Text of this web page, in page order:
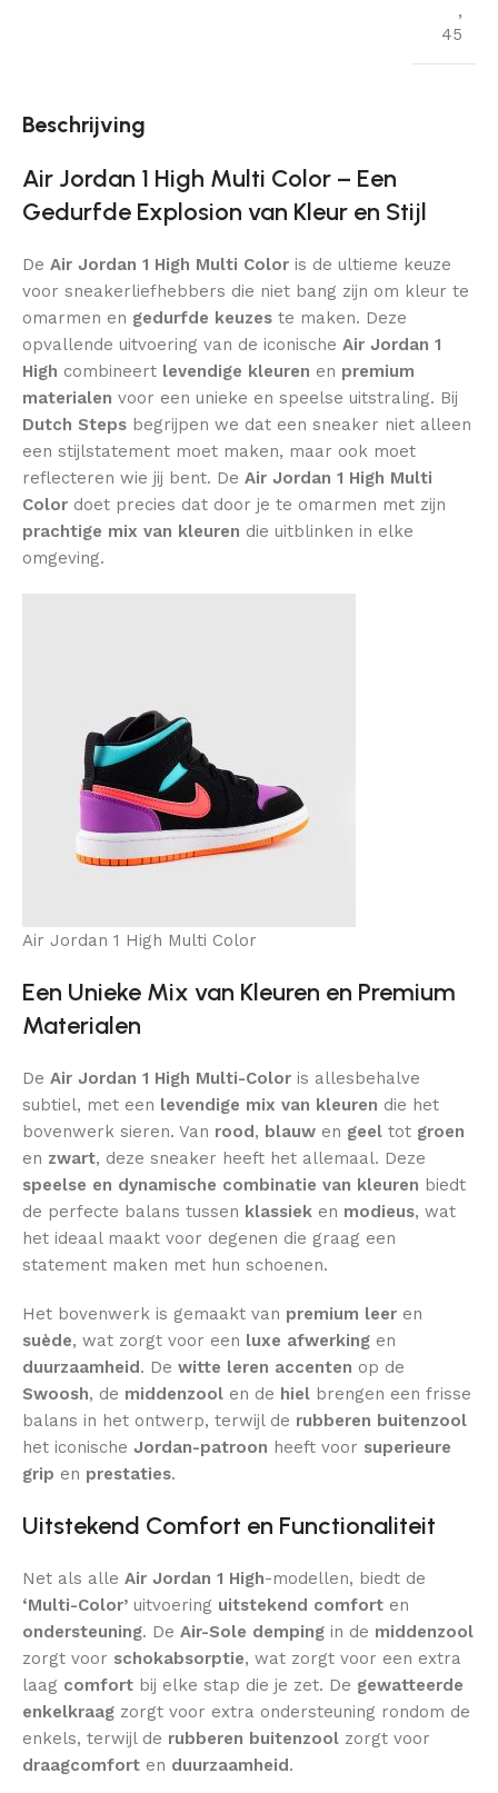
,
45
Beschrijving
Air Jordan 1 High Multi Color – Een
Gedurfde Explosion van Kleur en Stijl
De Air Jordan 1 High Multi Color is de ultieme keuze
voor sneakerliefhebbers die niet bang zijn om kleur te
omarmen en gedurfde keuzes te maken. Deze
opvallende uitvoering van de iconische Air Jordan 1
High combineert levendige kleuren en premium
materialen voor een unieke en speelse uitstraling. Bij
Dutch Steps begrijpen we dat een sneaker niet alleen
een stijlstatement moet maken, maar ook moet
reflecteren wie jij bent. De Air Jordan 1 High Multi
Color doet precies dat door je te omarmen met zijn
prachtige mix van kleuren die uitblinken in elke
omgeving.
Air Jordan 1 High Multi Color
Een Unieke Mix van Kleuren en Premium
Materialen
De Air Jordan 1 High Multi-Color is allesbehalve
subtiel, met een levendige mix van kleuren die het
bovenwerk sieren. Van rood, blauw en geel tot groen
en zwart, deze sneaker heeft het allemaal. Deze
speelse en dynamische combinatie van kleuren biedt
de perfecte balans tussen klassiek en modieus, wat
het ideaal maakt voor degenen die graag een
statement maken met hun schoenen.
Het bovenwerk is gemaakt van premium leer en
suède, wat zorgt voor een luxe afwerking en
duurzaamheid. De witte leren accenten op de
Swoosh, de middenzool en de hiel brengen een frisse
balans in het ontwerp, terwijl de rubberen buitenzool
het iconische Jordan-patroon heeft voor superieure
grip en prestaties.
Uitstekend Comfort en Functionaliteit
Net als alle Air Jordan 1 High-modellen, biedt de
‘Multi-Color’ uitvoering uitstekend comfort en
ondersteuning. De Air-Sole demping in de middenzool
zorgt voor schokabsorptie, wat zorgt voor een extra
laag comfort bij elke stap die je zet. De gewatteerde
enkelkraag zorgt voor extra ondersteuning rondom de
enkels, terwijl de rubberen buitenzool zorgt voor
draagcomfort en duurzaamheid.